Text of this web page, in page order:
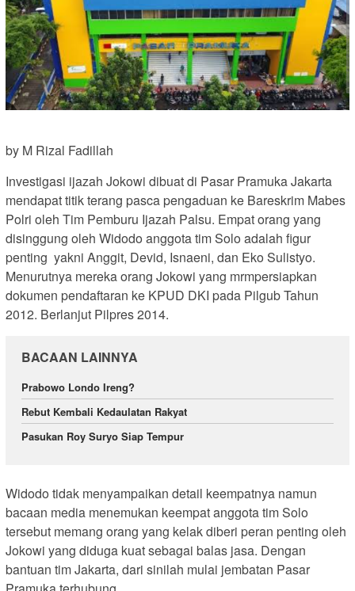
by M Rizal Fadillah
Investigasi ijazah Jokowi dibuat di Pasar Pramuka Jakarta
mendapat titik terang pasca pengaduan ke Bareskrim Mabes
Polri oleh Tim Pemburu Ijazah Palsu. Empat orang yang
disinggung oleh Widodo anggota tim Solo adalah figur
penting yakni Anggit, Devid, Isnaeni, dan Eko Sulistyo.
Menurutnya mereka orang Jokowi yang mrmpersiapkan
dokumen pendaftaran ke KPUD DKI pada Pilgub Tahun
2012. Berlanjut Pilpres 2014.
BACAAN LAINNYA
Prabowo Londo Ireng?
Rebut Kembali Kedaulatan Rakyat
Pasukan Roy Suryo Siap Tempur
Widodo tidak menyampaikan detail keempatnya namun
bacaan media menemukan keempat anggota tim Solo
tersebut memang orang yang kelak diberi peran penting oleh
Jokowi yang diduga kuat sebagai balas jasa. Dengan
bantuan tim Jakarta, dari sinilah mulai jembatan Pasar